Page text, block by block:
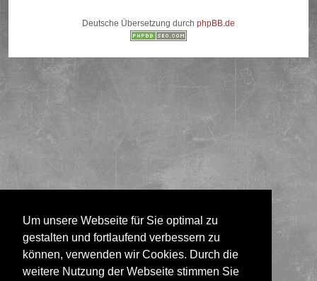
Um unsere Webseite für Sie optimal zu
gestalten und fortlaufend verbessern zu
können, verwenden wir Cookies. Durch die
weitere Nutzung der Webseite stimmen Sie
Deutsche Übersetzung durch phpBB.de